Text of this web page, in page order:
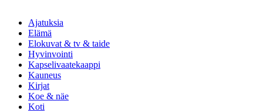
Ajatuksia
Elämä
Elokuvat & tv & taide
Hyvinvointi
Kapselivaatekaappi
Kauneus
Kirjat
Koe & näe
Koti